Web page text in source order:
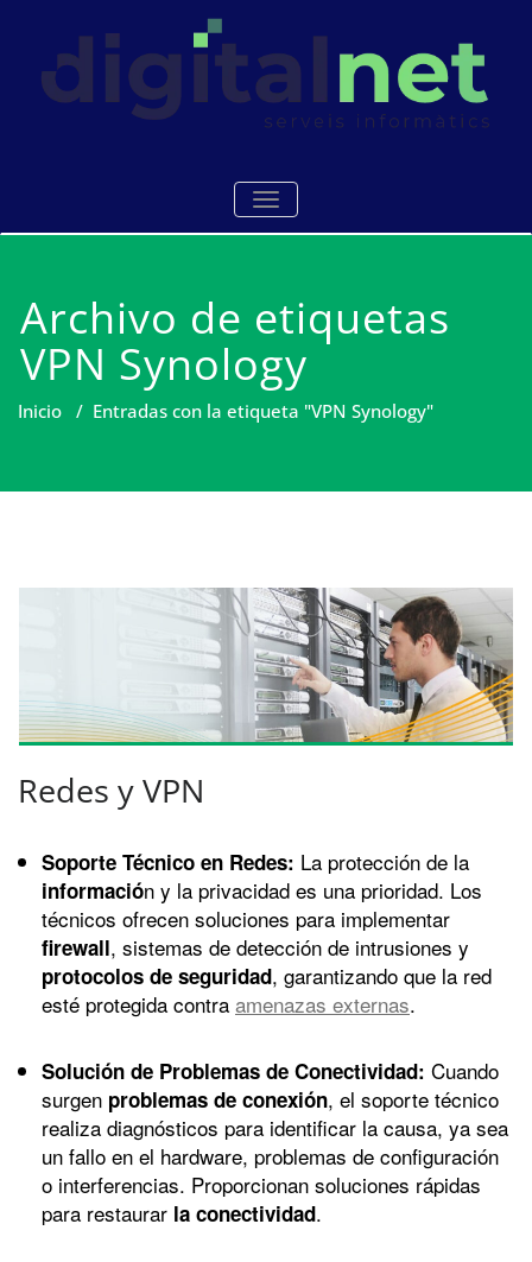
contenido
Digitalnet
ALTERNAR NAVEGACIÓN
Archivo de etiquetas
VPN Synology
Inicio / Entradas con la etiqueta "VPN Synology"
Redes y VPN
Soporte Técnico en Redes: La protección de la
información y la privacidad es una prioridad. Los
técnicos ofrecen soluciones para implementar
firewall, sistemas de detección de intrusiones y
protocolos de seguridad, garantizando que la red
esté protegida contra amenazas externas.
Solución de Problemas de Conectividad: Cuando
surgen problemas de conexión, el soporte técnico
realiza diagnósticos para identificar la causa, ya sea
un fallo en el hardware, problemas de configuración
o interferencias. Proporcionan soluciones rápidas
para restaurar la conectividad.